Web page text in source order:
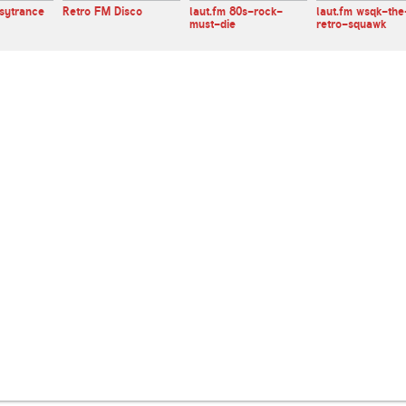
Retro FM Disco
laut.fm 80s-rock-
must-die
laut.fm wsqk-
retro-squawk